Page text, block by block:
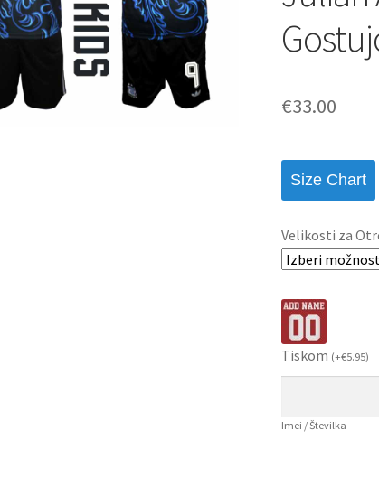
€33.00
Size Chart
Velikosti za
Tiskom (+€5.95)
Imei / Številka